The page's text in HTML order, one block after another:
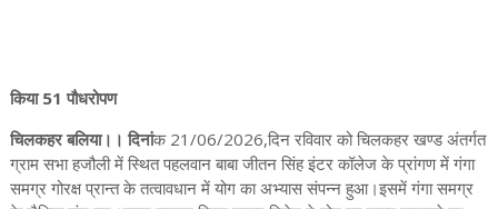
किया 51 पौधरोपण
चिलकहर बलिया।। दिनांक 21/06/2026,दिन रविवार को चिलकहर खण्ड अंतर्गत
ग्राम सभा हजौली में स्थित पहलवान बाबा जीतन सिंह इंटर कॉलेज के प्रांगण में गंगा
समग्र गोरक्ष प्रान्त के तत्वावधान में योग का अभ्यास संपन्न हुआ।इसमें गंगा समग्र